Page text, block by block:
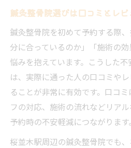
初めてでも安心な鍼灸
ネット予約でスムーズ
カウンセリング重視の
予約前の疑問も相談で
術
肩こりや腰痛なら鍼灸整骨
肩こり腰痛改善に鍼灸
鍼灸整骨院の施術が根
鍼灸整骨院選びは口コミとレ
鍼灸整骨院を初めて予約する際
分に合っているのか」「施術の
悩みを抱えています。こうした
は、実際に通った人の口コミや
ることが非常に有効です。口コ
フの対応、施術の流れなどリア
予約時の不安軽減につながります。
桜並木駅周辺の鍼灸整骨院でも